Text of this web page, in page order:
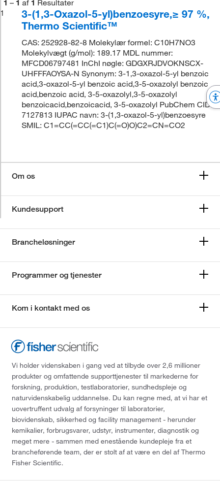
1 – 1 af 1 Resultater
1
3-(1,3-Oxazol-5-yl)benzoesyre,≥ 97 %,
Thermo Scientific™
CAS: 252928-82-8 Molekylær formel: C10H7NO3
Molekylvægt (g/mol): 189.17 MDL nummer:
MFCD06797481 InChI nøgle: GDGXRJDVOKNSCX-
UHFFFAOYSA-N Synonym: 3-1,3-oxazol-5-yl benzoic
acid,3-oxazol-5-yl benzoic acid,3-5-oxazolyl benzoic
acid,benzoic acid, 3-5-oxazolyl,3-5-oxazolyl
benzoicacid,benzoicacid, 3-5-oxazolyl PubChem CID:
7127813 IUPAC navn: 3-(1,3-oxazol-5-yl)benzoesyre
SMIL: C1=CC(=CC(=C1)C(=O)O)C2=CN=CO2
Om os
Kundesupport
Brancheløsninger
Programmer og tjenester
Kom i kontakt med os
Vi holder videnskaben i gang ved at tilbyde over 2,6 millioner
produkter og omfattende supporttjenester til markederne for
forskning, produktion, testlaboratorier, sundhedspleje og
naturvidenskabelig uddannelse. Du kan regne med, at vi har et
uovertruffent udvalg af forsyninger til laboratorier,
biovidenskab, sikkerhed og facility management - herunder
kemikalier, forbrugsvarer, udstyr, instrumenter, diagnostik og
meget mere - sammen med enestående kundepleje fra et
brancheførende team, der er stolt af at være en del af Thermo
Fisher Scientific.